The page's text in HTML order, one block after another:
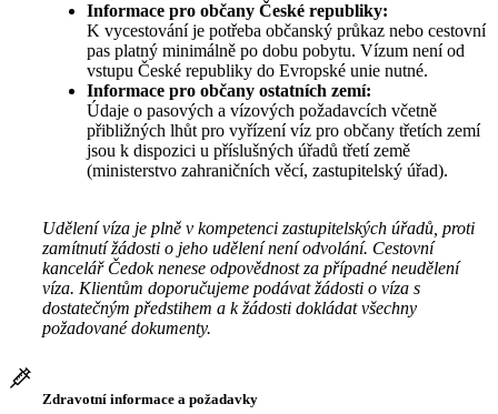
Informace pro občany České republiky:
K vycestování je potřeba občanský průkaz nebo cestovní
pas platný minimálně po dobu pobytu. Vízum není od
vstupu České republiky do Evropské unie nutné.
Informace pro občany ostatních zemí:
Údaje o pasových a vízových požadavcích včetně
přibližných lhůt pro vyřízení víz pro občany třetích zemí
jsou k dispozici u příslušných úřadů třetí země
(ministerstvo zahraničních věcí, zastupitelský úřad).
Udělení víza je plně v kompetenci zastupitelských úřadů, proti
zamítnutí žádosti o jeho udělení není odvolání. Cestovní
kancelář Čedok nenese odpovědnost za případné neudělení
víza. Klientům doporučujeme podávat žádosti o víza s
dostatečným předstihem a k žádosti dokládat všechny
požadované dokumenty.
Zdravotní informace a požadavky